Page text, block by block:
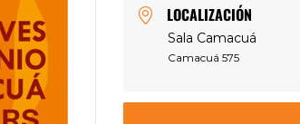
LOCALIZACIÓN
Sala Camacuá
Camacuá 575